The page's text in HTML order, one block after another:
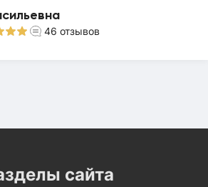
46 отзывов
сайта